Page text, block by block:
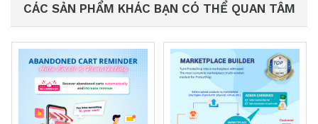
CÁC SẢN PHẨM KHÁC BẠN CÓ THỂ QUAN TÂM